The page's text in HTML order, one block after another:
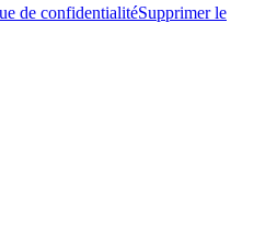
de confidentialitéSupprimer le